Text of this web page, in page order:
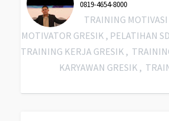
0819-4654-8000
TRAINING MOTIVASI
MOTIVATOR GRESIK , PELATIHAN
TRAINING KERJA GRESIK ,
KARYAWAN GRESIK ,